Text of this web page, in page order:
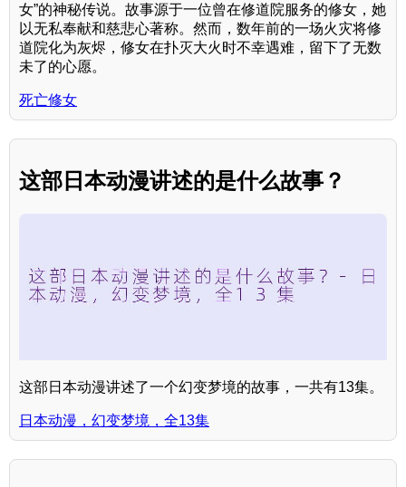
女”的神秘传说。故事源于一位曾在修道院服务的修女，她
以无私奉献和慈悲心著称。然而，数年前的一场火灾将修
道院化为灰烬，修女在扑灭大火时不幸遇难，留下了无数
未了的心愿。
死亡修女
这部日本动漫讲述的是什么故事？
这部日本动漫讲述了一个幻变梦境的故事，一共有13集。
日本动漫，幻变梦境，全13集